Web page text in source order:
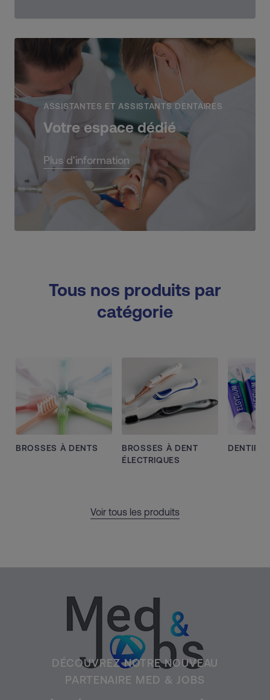
ASSISTANTES ET ASSISTANTS DENTAIRES
Votre espace dédié
Plus d'information
Tous nos produits par
catégorie
BROSSES À DENTS
BROSSES À DENT
ÉLECTRIQUES
Voir tous les produits
DÉCOUVREZ NOTRE NOUVEAU
PARTENAIRE MED & JOBS